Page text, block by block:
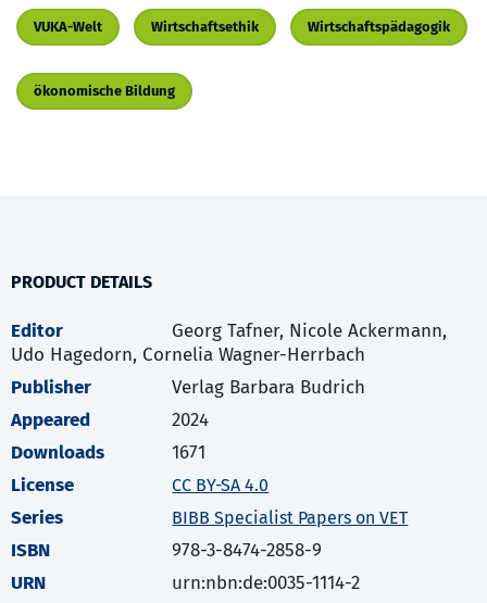
VUKA-Welt Wirtschaftsethik Wirtschaftspädagogik
ökonomische Bildung
PRODUCT DETAILS
Editor
Georg Tafner, Nicole Ackermann,
Udo Hagedorn, Cornelia Wagner-Herrbach
Publisher
Verlag Barbara Budrich
Appeared
2024
Downloads
1671
License
CC BY-SA 4.0
Series BIBB Specialist Papers on VET
ISBN
978-3-8474-2858-9
URN
urn:nbn:de:0035-1114-2